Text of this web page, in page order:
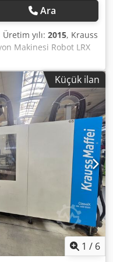
Ara
Üretim yılı: 2015, Krauss
Makinesi Robot LRX
Kapatma Ünitesi •
• Açma kuvveti: 910
• Kolon aralığı: 1570 x
mm • Maksimum
700–1400 mm • İtici
125 kN Enjeksiyon
23:1 • Maksimum
hacmi: 5195 cm³ •
hızı: 99 mm/s •
vida devir
(PS): 130 g/s
132 kW
75 kW • Isıtma
2440 l Boyutlar •
x 3,65 x 2,82 m
taşıma
(servo tahrik) • Y
Küçük ilan
1 / 6